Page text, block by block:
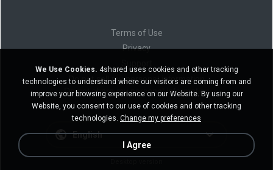
Terms of Use
Privacy
Do not sell my personal information
Do not share my personal information
English
We Use Cookies. 4shared uses cookies and other tracking
technologies to understand where our visitors are coming from and
improve your browsing experience on our Website. By using our
Website, you consent to our use of cookies and other tracking
technologies. Change my preferences
I Agree